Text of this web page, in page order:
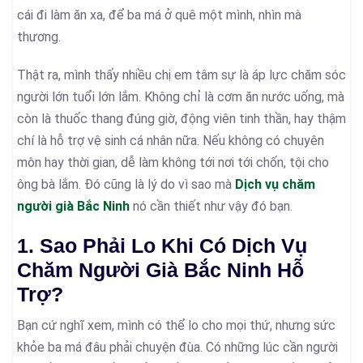
cái đi làm ăn xa, để ba má ở quê một mình, nhìn mà
thương.
Thật ra, mình thấy nhiều chị em tâm sự là áp lực chăm sóc
người lớn tuổi lớn lắm. Không chỉ là cơm ăn nước uống, mà
còn là thuốc thang đúng giờ, động viên tinh thần, hay thậm
chí là hỗ trợ vệ sinh cá nhân nữa. Nếu không có chuyên
môn hay thời gian, dễ làm không tới nơi tới chốn, tội cho
ông bà lắm. Đó cũng là lý do vì sao mà Dịch vụ chăm
người già Bắc Ninh nó cần thiết như vậy đó bạn.
1. Sao Phải Lo Khi Có Dịch Vụ
Chăm Người Già Bắc Ninh Hỗ
Trợ?
Bạn cứ nghĩ xem, mình có thể lo cho mọi thứ, nhưng sức
khỏe ba má đâu phải chuyện đùa. Có những lúc cần người